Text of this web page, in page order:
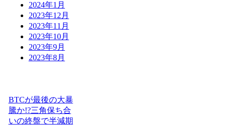
2024年1月
2023年12月
2023年11月
2023年10月
2023年9月
2023年8月
BTCが最後の大暴
騰か!?三角保ち合
いの終盤で半減期